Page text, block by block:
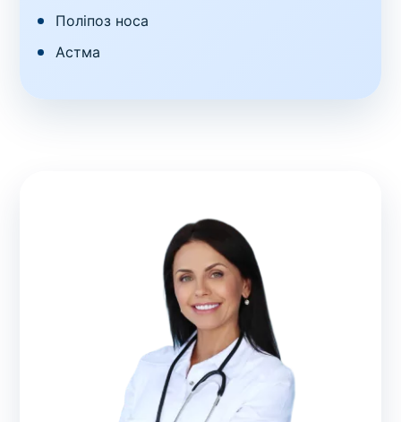
Поліпоз носа
Астма